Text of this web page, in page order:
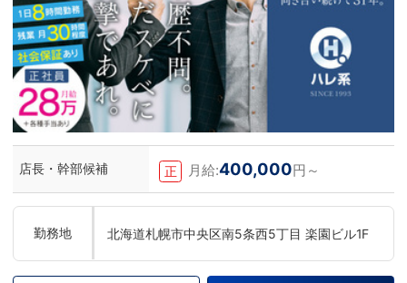
店長・幹部候補 正 月給:400,000円～
勤務地 北海道札幌市中央区南5条西5丁目 楽園ビル1F